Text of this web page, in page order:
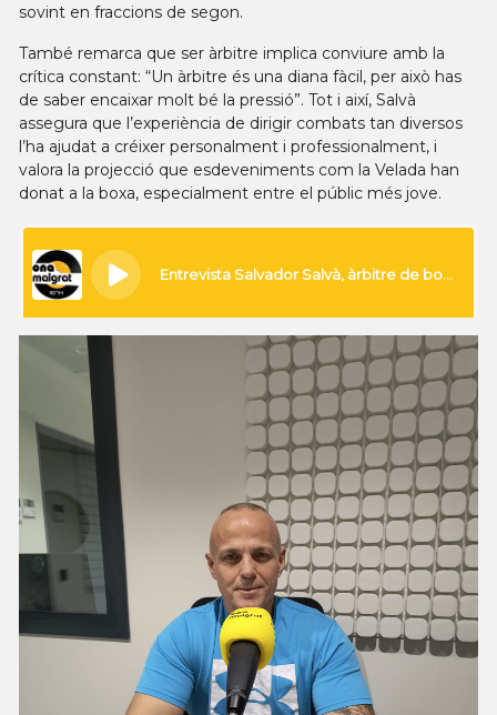
sovint en fraccions de segon.
També remarca que ser àrbitre implica conviure amb la
crítica constant: “Un àrbitre és una diana fàcil, per això has
de saber encaixar molt bé la pressió”. Tot i així, Salvà
assegura que l’experiència de dirigir combats tan diversos
l’ha ajudat a créixer personalment i professionalment, i
valora la projecció que esdeveniments com la Velada han
donat a la boxa, especialment entre el públic més jove.